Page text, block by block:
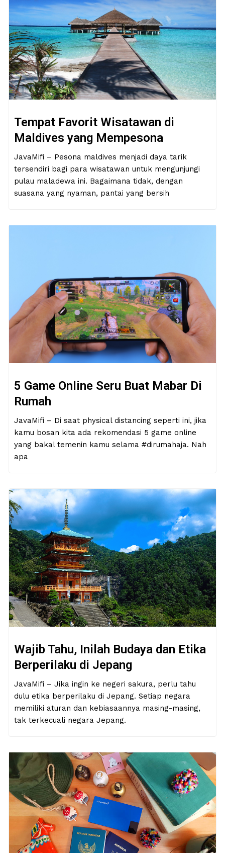
Tempat Favorit Wisatawan di
Maldives yang Mempesona
JavaMifi – Pesona maldives menjadi daya tarik
tersendiri bagi para wisatawan untuk mengunjungi
pulau maladewa ini. Bagaimana tidak, dengan
suasana yang nyaman, pantai yang bersih
5 Game Online Seru Buat Mabar Di
Rumah
JavaMifi – Di saat physical distancing seperti ini, jika
kamu bosan kita ada rekomendasi 5 game online
yang bakal temenin kamu selama #dirumahaja. Nah
apa
Wajib Tahu, Inilah Budaya dan Etika
Berperilaku di Jepang
JavaMifi – Jika ingin ke negeri sakura, perlu tahu
dulu etika berperilaku di Jepang. Setiap negara
memiliki aturan dan kebiasaannya masing-masing,
tak terkecuali negara Jepang.